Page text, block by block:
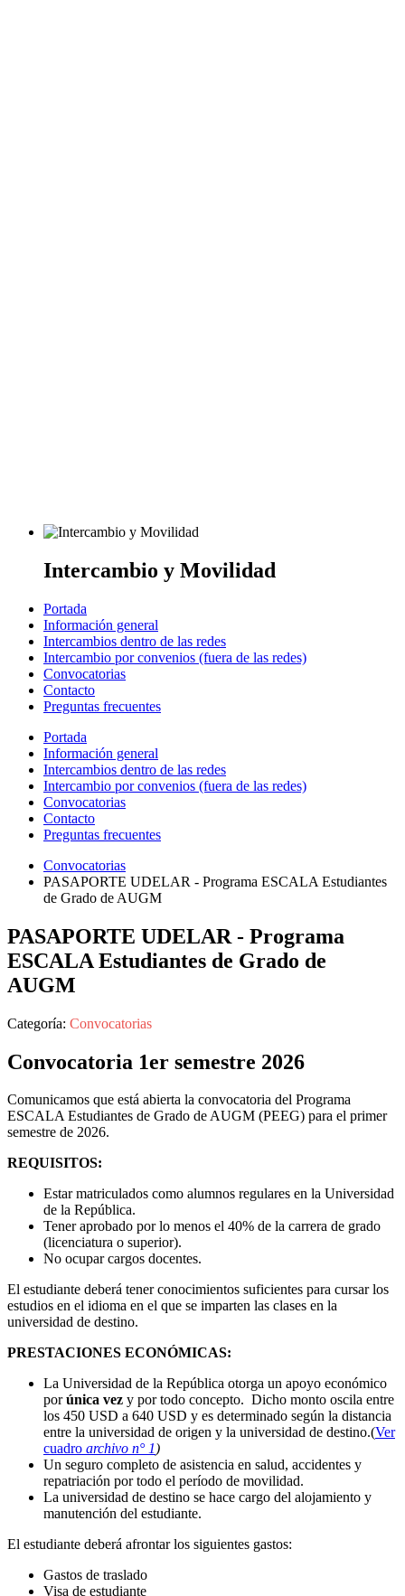
Intercambio y Movilidad
Portada
Información general
Intercambios dentro de las redes
Intercambio por convenios (fuera de las redes)
Convocatorias
Contacto
Preguntas frecuentes
Portada
Información general
Intercambios dentro de las redes
Intercambio por convenios (fuera de las redes)
Convocatorias
Contacto
Preguntas frecuentes
Convocatorias
PASAPORTE UDELAR - Programa ESCALA Estudiantes
de Grado de AUGM
PASAPORTE UDELAR - Programa
ESCALA Estudiantes de Grado de
AUGM
Categoría: Convocatorias
Convocatoria 1er semestre 2026
Comunicamos que está abierta la convocatoria del Programa
ESCALA Estudiantes de Grado de AUGM (PEEG) para el primer
semestre de 2026.
REQUISITOS:
Estar matriculados como alumnos regulares en la Universidad
de la República.
Tener aprobado por lo menos el 40% de la carrera de grado
(licenciatura o superior).
No ocupar cargos docentes.
El estudiante deberá tener conocimientos suficientes para cursar los
estudios en el idioma en el que se imparten las clases en la
universidad de destino.
PRESTACIONES ECONÓMICAS:
La Universidad de la República otorga un apoyo económico
porúnica vez y por todo concepto. Dicho monto oscila entre
los 450 USD a 640 USD y es determinado según la distancia
entre la universidad de origen y la universidad de destino.(Ver
cuadro archivo n° 1)
Un seguro completo de asistencia en salud, accidentes y
repatriación por todo el período de movilidad.
La universidad de destino se hace cargo del alojamiento y
manutención del estudiante.
El estudiante deberá afrontar los siguientes gastos:
Gastos de traslado
Visa de estudiante